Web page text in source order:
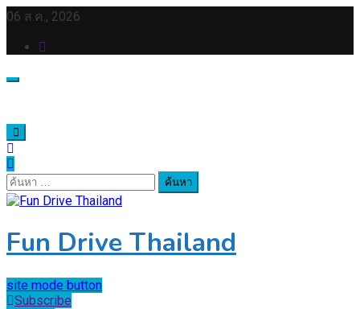
Skip
content
06 ส.ค., 2026
ค้นหา
สำหรับ:
Fun Drive Thailand
site mode button
Subscribe